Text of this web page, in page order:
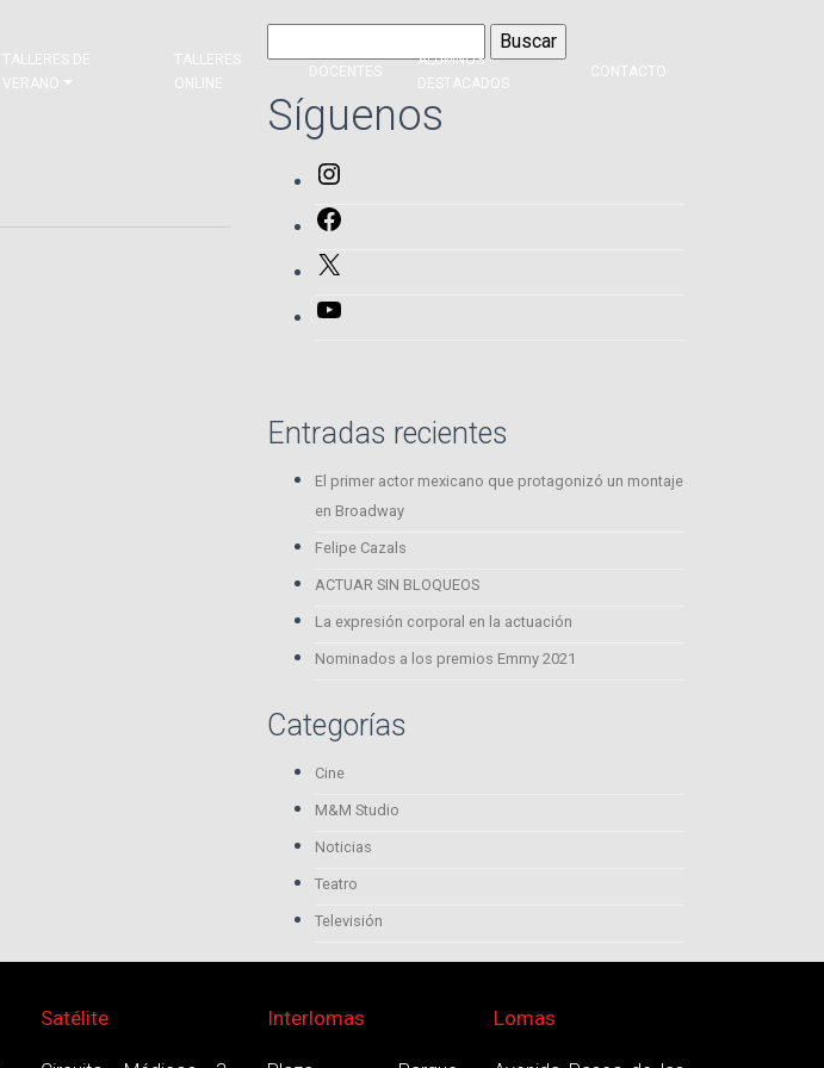
TALLERES DE
VERANO
TALLERES
ONLINE
DOCENTES
ALUMNOS
DESTACADOS
CONTACTO
Buscar:
Síguenos
Entradas recientes
El primer actor mexicano que protagonizó un montaje
en Broadway
Felipe Cazals
ACTUAR SIN BLOQUEOS
La expresión corporal en la actuación
Nominados a los premios Emmy 2021
Categorías
Cine
M&M Studio
Noticias
Teatro
Televisión
Satélite Interlomas Lomas